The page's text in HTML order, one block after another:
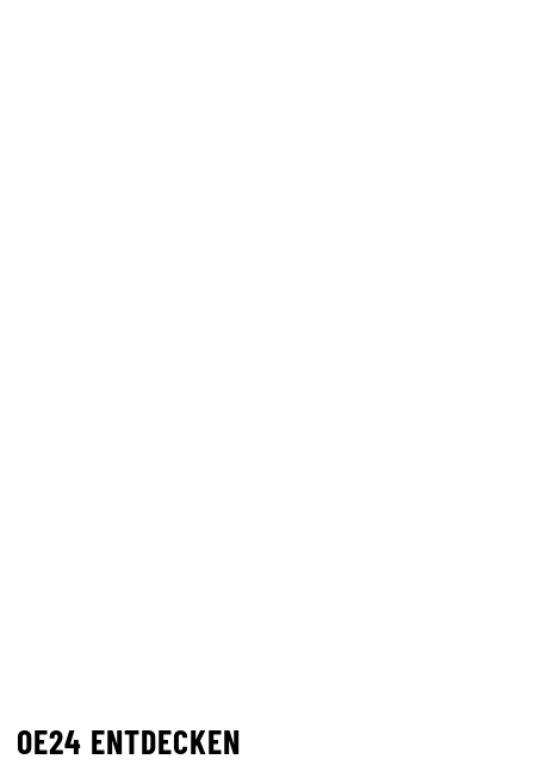
OE24 ENTDECKEN